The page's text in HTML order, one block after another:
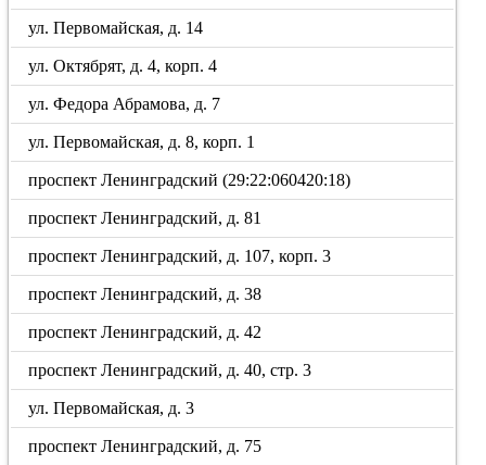
ул. Первомайская, д. 14
ул. Октябрят, д. 4, корп. 4
ул. Федора Абрамова, д. 7
ул. Первомайская, д. 8, корп. 1
проспект Ленинградский (29:22:060420:18)
проспект Ленинградский, д. 81
проспект Ленинградский, д. 107, корп. 3
проспект Ленинградский, д. 38
проспект Ленинградский, д. 42
проспект Ленинградский, д. 40, стр. 3
ул. Первомайская, д. 3
проспект Ленинградский, д. 75